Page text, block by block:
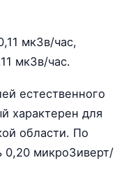
мкЗв/час,
мкЗв/час.
естественного
характерен для
области. По
0,20 микроЗиверт/